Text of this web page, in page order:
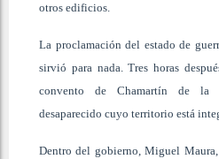
otros edificios.
La proclamación del estado de
sirvió para nada. Tres horas
convento de Chamartín de la
desaparecido cuyo territorio está
Dentro del gobierno, Miguel